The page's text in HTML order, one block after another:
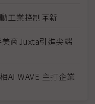
工業控制革新
商Juxta引進尖端
AI WAVE 主打企業